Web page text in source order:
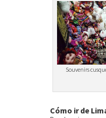
Souvenirs
Cómo ir de